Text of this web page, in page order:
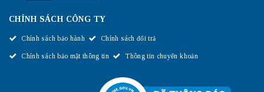
CHÍNH SÁCH CÔNG TY
Chính sách bảo hành Chính sách đổi trả
Chính sách bảo mật thông tin Thông tin chuyển khoản